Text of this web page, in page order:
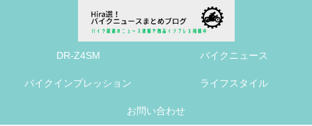
DR-Z4SM バイクニュース
バイクインプレッション ライフスタイル
お問い合わせ